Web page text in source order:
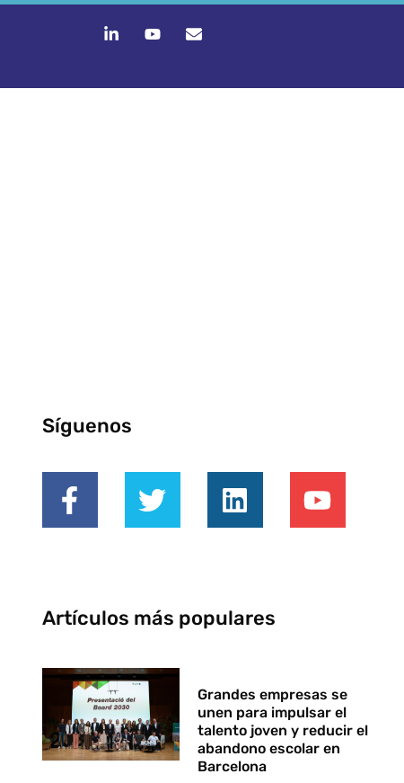
Síguenos
Artículos más populares
Grandes empresas se
unen para impulsar el
talento joven y reducir el
abandono escolar en
Barcelona